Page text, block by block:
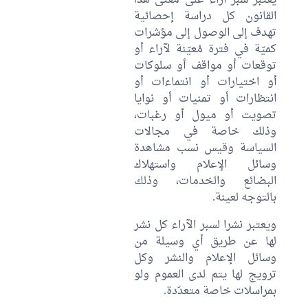
القانون كل دراسة إحصائية
تهدف إلى الوصول إلى مؤشرات
كميّة في فترة مُعيّنة لآراء أو
توقعات أو مواقف أو سلوكات
أو اختيارات أو انتماءات أو
انتظارات أو تمنيات أو نوايا
تصويت أو ميول أو رغبات،
وذلك خاصة في مجالات
السياسة وقيس نسب مشاهدة
وسائل الإعلام واستهلاك
البضائع والخدمات، وذلك
بالتوجه لعينة.
ويعتبر نشرا لسبر الآراء كل نشر
لها عن طريق أي وسيلة من
وسائل الإعلام والنشر وكل
ترويج لها يتم لدى العموم ولو
بمراسلات خاصة متعدّدة.